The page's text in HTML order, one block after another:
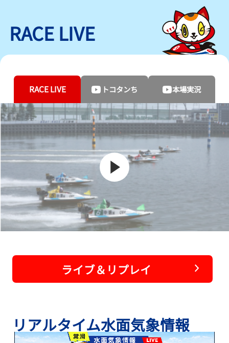
RACE LIVE
RACE LIVE トコタンち 本場実況
ライブ＆リプレイ
リアルタイム水面気象情報